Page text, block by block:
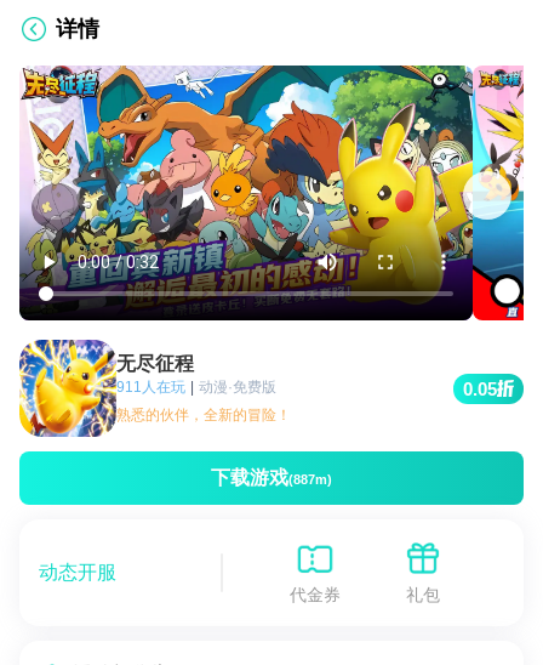
详情
无尽征程
911人在玩 | 动漫·免费版
熟悉的伙伴，全新的冒险！
0.05
下载游戏(887m)
动态开服
代金券 礼包